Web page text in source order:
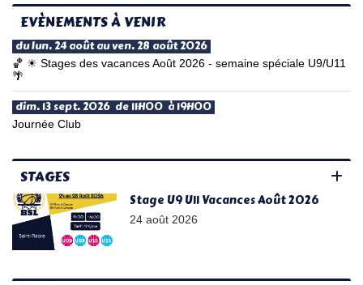
EVÈNEMENTS À VENIR
du lun. 24 août au ven. 28 août 2026
🏀 ☀ Stages des vacances Août 2026 - semaine spéciale U9/U11
🌴
dim. 13 sept. 2026 de 11H00 à 19H00
Journée Club
STAGES
Stage U9 U11 Vacances Août 2026
24 août 2026